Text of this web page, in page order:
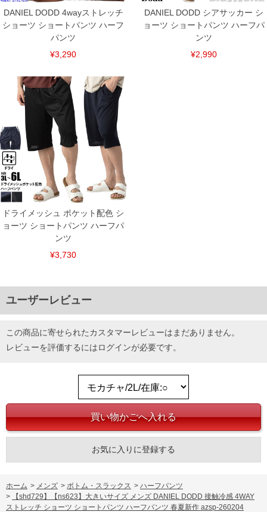
DANIEL DODD 4wayストレッチ
ショーツ ショートパンツ ハーフ
パンツ
¥3,290
DANIEL DODD シアサッカー シ
ョーツ ショートパンツ ハーフパ
ンツ
¥2,990
ドライメッシュ ポケット配色 シ
ョーツ ショートパンツ ハーフパ
ンツ
¥3,730
ユーザーレビュー
この商品に寄せられたカスタマーレビューはまだありません。
レビューを評価するにはログインが必要です。
お気に入りに登録する
ホーム > メンズ > ボトム・スラックス > ハーフパンツ
>
【shd729】【ns623】大きいサイズ メンズ DANIEL DODD 接触冷感 4WAY
ストレッチ ショーツ ショートパンツ ハーフパンツ 春夏新作 azsp-260204